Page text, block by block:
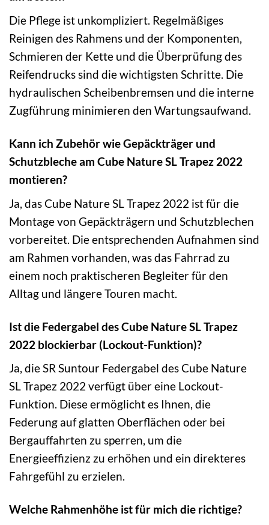
Die Pflege ist unkompliziert. Regelmäßiges
Reinigen des Rahmens und der Komponenten,
Schmieren der Kette und die Überprüfung des
Reifendrucks sind die wichtigsten Schritte. Die
hydraulischen Scheibenbremsen und die interne
Zugführung minimieren den Wartungsaufwand.
Kann ich Zubehör wie Gepäckträger und
Schutzbleche am Cube Nature SL Trapez 2022
montieren?
Ja, das Cube Nature SL Trapez 2022 ist für die
Montage von Gepäckträgern und Schutzblechen
vorbereitet. Die entsprechenden Aufnahmen sind
am Rahmen vorhanden, was das Fahrrad zu
einem noch praktischeren Begleiter für den
Alltag und längere Touren macht.
Ist die Federgabel des Cube Nature SL Trapez
2022 blockierbar (Lockout-Funktion)?
Ja, die SR Suntour Federgabel des Cube Nature
SL Trapez 2022 verfügt über eine Lockout-
Funktion. Diese ermöglicht es Ihnen, die
Federung auf glatten Oberflächen oder bei
Bergauffahrten zu sperren, um die
Energieeffizienz zu erhöhen und ein direkteres
Fahrgefühl zu erzielen.
Welche Rahmenhöhe ist für mich die richtige?